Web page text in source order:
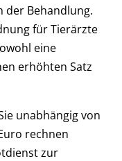
der Behandlung.
für Tierärzte
eine
erhöhten Satz
unabhängig von
rechnen
zur